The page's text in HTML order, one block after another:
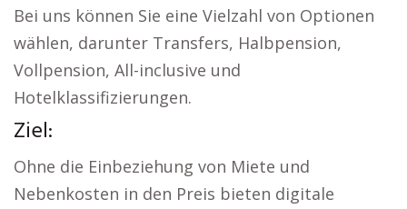
Bei uns können Sie eine Vielzahl von Optionen
wählen, darunter Transfers, Halbpension,
Vollpension, All-inclusive und
Hotelklassifizierungen.
Ziel:
Ohne die Einbeziehung von Miete und
Nebenkosten in den Preis bieten digitale